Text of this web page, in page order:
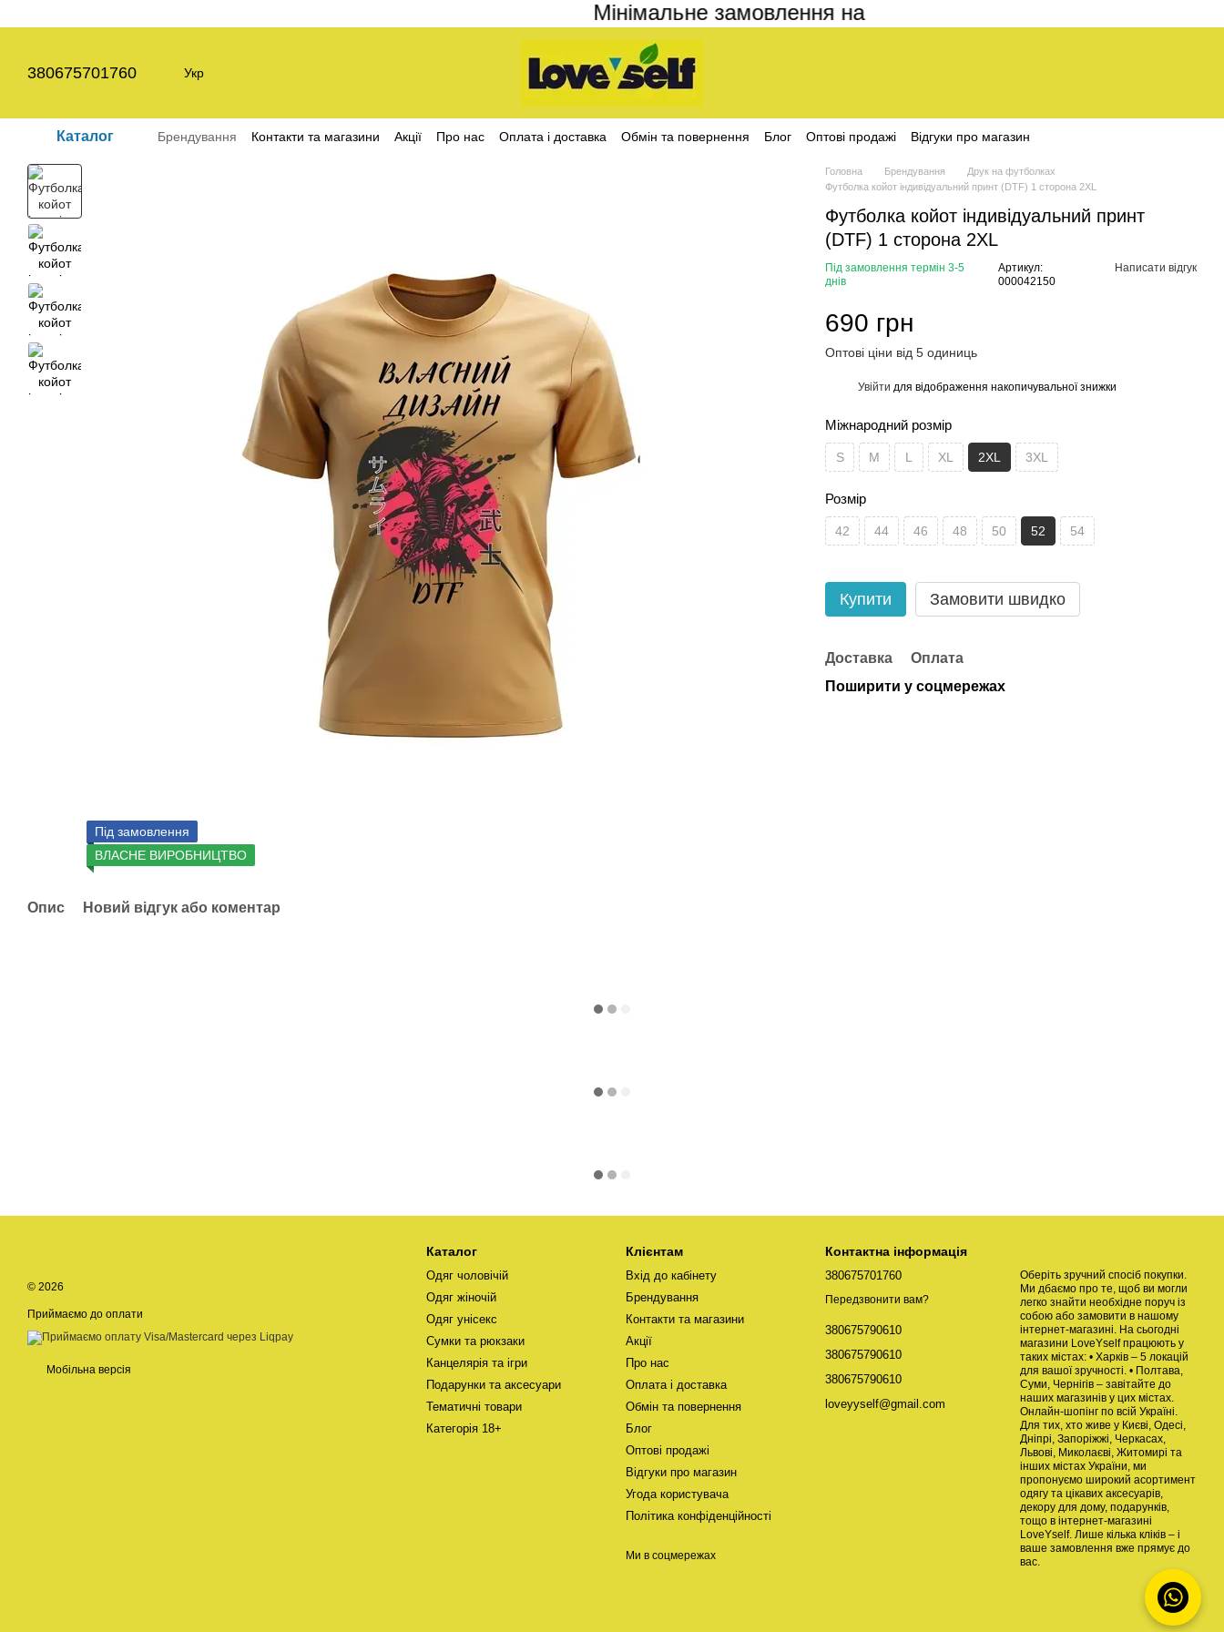
Мінімальне замовлення на сайті становить 200 грн
380675701760 Укр
Каталог Брендування Контакти та магазини Акції Про нас Оплата і доставка Обмін та повернення Блог Оптові продажі
Відгуки про магазин
Під замовлення
ВЛАСНЕ ВИРОБНИЦТВО
Опис Новий відгук або коментар
Головна Брендування
Друк на футболках
Футболка койот індивідуальний принт (DTF) 1 сторона 2XL
Футболка койот індивідуальний принт
(DTF) 1 сторона 2XL
Під замовлення термін 3-5
днів
Артикул:
000042150
Написати відгук
690 грн
Оптові ціни від 5 одиниць
Увійти для відображення накопичувальної знижки
Міжнародний розмір
S M L XL 2XL 3XL
Розмір
42 44 46 48 50 52 54
Купити Замовити швидко
Доставка
Оплата
Поширити у соцмережах
© 2026
Приймаємо до оплати
Мобільна версія
Каталог
Одяг чоловічій
Одяг жіночій
Одяг унісекс
Сумки та рюкзаки
Канцелярія та ігри
Подарунки та аксесуари
Тематичні товари
Категорія 18+
Клієнтам
Вхід до кабінету
Брендування
Контакти та магазини
Акції
Про нас
Оплата і доставка
Обмін та повернення
Блог
Оптові продажі
Відгуки про магазин
Угода користувача
Політика конфіденційності
Ми в соцмережах
Контактна інформація
380675701760
Передзвонити вам?
380675790610
380675790610
380675790610
loveyyself@gmail.com
Оберіть зручний спосіб покупки.
Ми дбаємо про те, щоб ви могли
легко знайти необхідне поруч із
собою або замовити в нашому
інтернет-магазині. На сьогодні
магазини LoveYself працюють у
таких містах: • Харків – 5 локацій
для вашої зручності. • Полтава,
Суми, Чернігів – завітайте до
наших магазинів у цих містах.
Онлайн-шопінг по всій Україні.
Для тих, хто живе у Києві, Одесі,
Дніпрі, Запоріжжі, Черкасах,
Львові, Миколаєві, Житомирі та
інших містах України, ми
пропонуємо широкий асортимент
одягу та цікавих аксесуарів,
декору для дому, подарунків,
тощо в інтернет-магазині
LoveYself. Лише кілька кліків – і
ваше замовлення вже прямує до
вас.